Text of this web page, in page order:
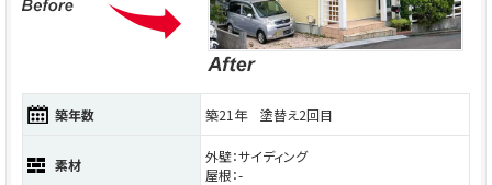
築年数 築21年 塗替え2回目
素材
外壁：サイディング
屋根：-